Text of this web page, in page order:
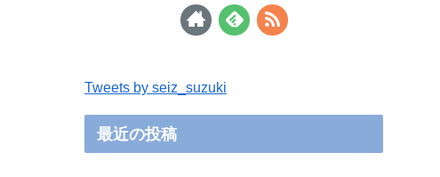
Tweets by seiz_suzuki
最近の投稿